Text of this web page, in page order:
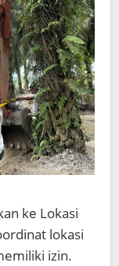
ke Lokasi
lokasi
izin.